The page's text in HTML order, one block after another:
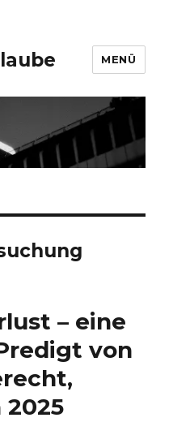
MENÜ
– eine
von